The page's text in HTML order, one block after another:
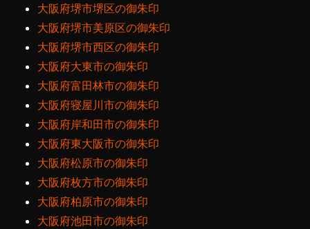
大阪府堺市堺区の御朱印
大阪府堺市美原区の御朱印
大阪府堺市西区の御朱印
大阪府大東市の御朱印
大阪府富田林市の御朱印
大阪府寝屋川市の御朱印
大阪府岸和田市の御朱印
大阪府東大阪市の御朱印
大阪府松原市の御朱印
大阪府枚方市の御朱印
大阪府柏原市の御朱印
大阪府池田市の御朱印